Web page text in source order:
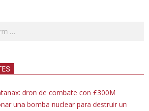
dron de combate con £300M
una bomba nuclear para destruir un